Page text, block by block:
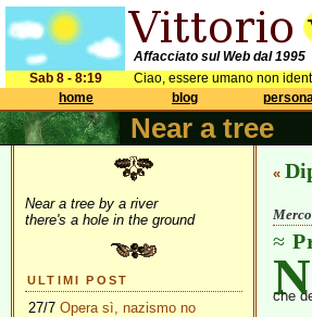
Affacciato sul Web dal 1995
Sab 8 - 8:19
Ciao, essere umano non
home
blog
Near a tree
Near a tree by a river
there's a hole in the ground
ULTIMI POST
27/7 Opera sì, nazismo no
«
N
che